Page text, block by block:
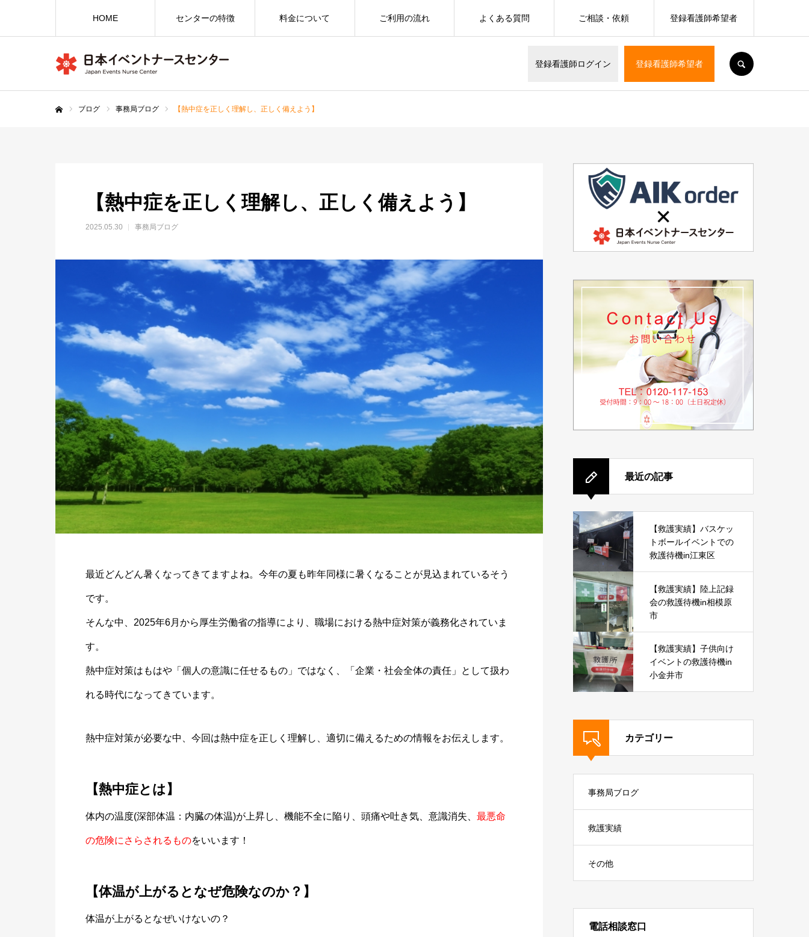
登録看護師ログイン 登録看護師希望者
HOME センターの特徴 料金について ご利用の流れ よくある質問 ご相談・依頼 登録看護師希望者
ブログ 事務局ブログ 【熱中症を正しく理解し、正しく備えよう】
【熱中症を正しく理解し、正しく備えよう】
2025.05.30 事務局ブログ
最近どんどん暑くなってきてますよね。今年の夏も昨年同様に暑くなることが見込まれているそう
です。
そんな中、2025年6月から厚生労働省の指導により、職場における熱中症対策が義務化されていま
す。
熱中症対策はもはや「個人の意識に任せるもの」ではなく、「企業・社会全体の責任」として扱わ
れる時代になってきています。
熱中症対策が必要な中、今回は熱中症を正しく理解し、適切に備えるための情報をお伝えします。
【熱中症とは】
体内の温度(深部体温：内臓の体温)が上昇し、機能不全に陥り、頭痛や吐き気、意識消失、 最悪命
の危険にさらされるものをいいます！
【体温が上がるとなぜ危険なのか？】
体温が上がるとなぜいけないの？
最近の記事
【救護実績】バスケッ
トボールイベントでの
救護待機in江東区
【救護実績】陸上記録
会の救護待機in相模原
市
【救護実績】子供向け
イベントの救護待機in
小金井市
カテゴリー
事務局ブログ
救護実績
その他
電話相談窓口